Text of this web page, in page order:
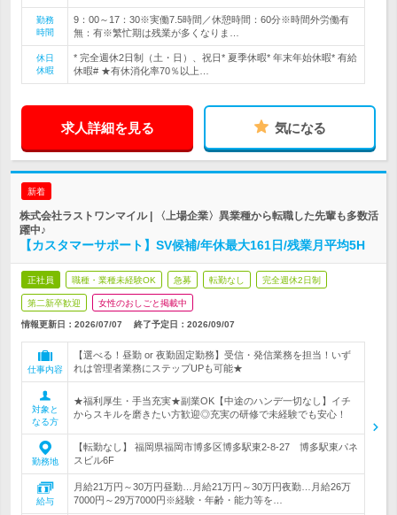
勤務
時間
9：00～17：30※実働7.5時間／休憩時間：60分※時間外労働有
無：有※繁忙期は残業が多くなりま…
休日
休暇
* 完全週休2日制（土・日）、祝日* 夏季休暇* 年末年始休暇* 有給
休暇# ★有休消化率70％以上…
求人詳細を見る 気になる
新着
株式会社ラストワンマイル | 〈上場企業〉異業種から転職した先輩も多数活
躍中♪
【カスタマーサポート】SV候補/年休最大161日/残業月平均5H
正社員 職種・業種未経験OK 急募 転勤なし 完全週休2日制
第二新卒歓迎 女性のおしごと掲載中
情報更新日：2026/07/07 終了予定日： 2026/09/07
仕事内容
【選べる！昼勤 or 夜勤固定勤務】受信・発信業務を担当！いず
れは管理者業務にステップUPも可能★
対象と
なる方
★福利厚生・手当充実★副業OK【中途のハンデ一切なし】イチ
からスキルを磨きたい方歓迎◎充実の研修で未経験でも安心！
勤務地
【転勤なし】 福岡県福岡市博多区博多駅東2-8-27 博多駅東パネ
スビル6F
給与
月給21万円～30万円昼勤…月給21万円～30万円夜勤…月給26万
7000円～29万7000円※経験・年齢・能力等を…